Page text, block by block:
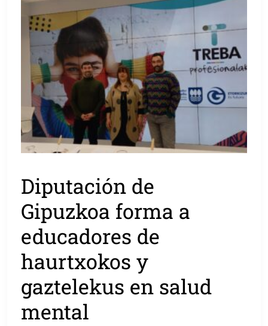
Diputación de
Gipuzkoa forma a
educadores de
haurtxokos y
gaztelekus en salud
mental